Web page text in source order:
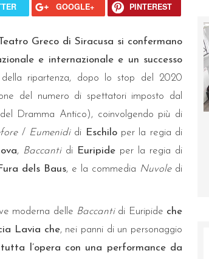
GOOGLE+ PINTEREST
Greco di Siracusa si confermano
e internazionale e un successo
della ripartenza, dopo lo stop del 2020
del numero di spettatori imposto dal
Dramma Antico), coinvolgendo più di
/ Eumenididi Eschiloper la regia di
, Baccantidi Euripideper la regia di
dels Baus, e la commedia Nuvoledi
moderna delle Baccantidi Euripide che
Lavia che, nei panni di un personaggio
l’opera con una performance da
Eruzione del Fagradalsfjall: un nuovo studio
magmatiche profonde